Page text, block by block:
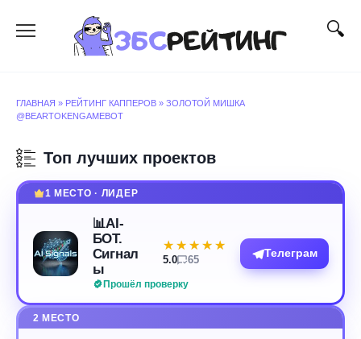
содержанию
ГЛАВНАЯ » РЕЙТИНГ КАППЕРОВ » ЗОЛОТОЙ МИШКА
@BEARTOKENGAMEBOT
Топ лучших проектов
1 МЕСТО · ЛИДЕР
📊AI-
БОТ.
Сигнал
ы
Прошёл проверку
★★★★★
★★★★★
5.0 65
Телеграм
2 МЕСТО